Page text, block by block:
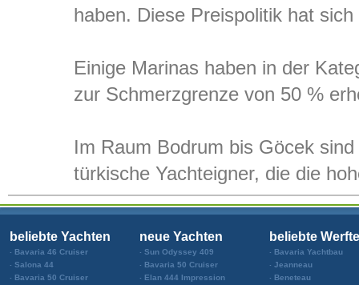
haben. Diese Preispolitik hat
Einige Marinas haben in der
zur Schmerzgrenze von 50 %
Im Raum Bodrum bis Göcek
türkische Yachteigner, die die
beliebte Yachten
Bavaria 46 Cruiser
Salona 44
Bavaria 50 Cruiser
neue Yachten
Sun Odyssey 409
Bavaria 50 Cruiser
Elan 444 Impression
beliebte
Bavaria Yachtbau
Jeanneau
Beneteau